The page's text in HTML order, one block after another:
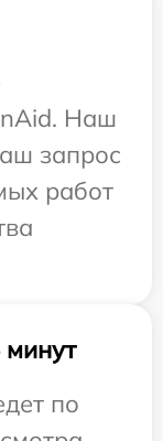
Наш
запрос
работ
по